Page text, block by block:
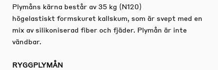
Plymåns kärna består av 35 kg (N120)
högelastiskt formskuret kallskum, som är svept med en
mix av silikoniserad fiber och fjäder. Plymån är inte
vändbar.
RYGGPLYMÅN